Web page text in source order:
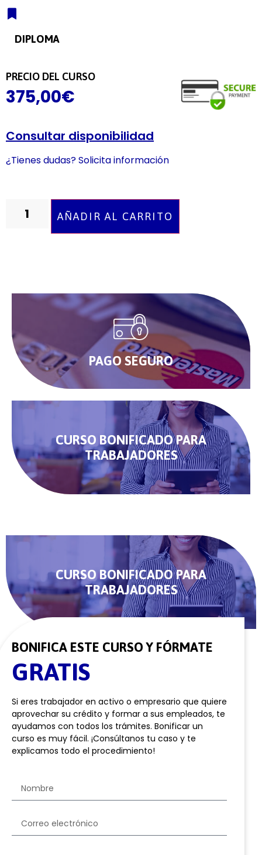
DIPLOMA
PRECIO DEL CURSO
375,00€
Consultar disponibilidad
¿Tienes dudas? Solicita información
AÑADIR AL CARRITO
PAGO SEGURO
CURSO BONIFICADO PARA
TRABAJADORES
CURSO BONIFICADO PARA
TRABAJADORES
BONIFICA ESTE CURSO Y FÓRMATE
GRATIS
Si eres trabajador en activo o empresario que quiere
aprovechar su crédito y formar a sus empleados, te
ayudamos con todos los trámites. Bonificar un
curso es muy fácil. ¡Consúltanos tu caso y te
explicamos todo el procedimiento!